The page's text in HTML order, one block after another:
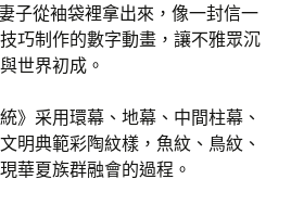
子從袖袋裡拿出來，像一封信一
巧制作的數字動畫，讓不雅眾沉
世界初成。
》采用環幕、地幕、中間柱幕、
明典範彩陶紋樣，魚紋、鳥紋、
華夏族群融會的過程。